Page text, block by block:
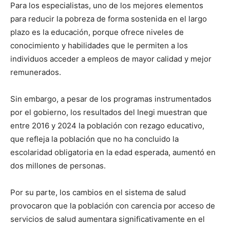
Para los especialistas, uno de los mejores elementos
para reducir la pobreza de forma sostenida en el largo
plazo es la educación, porque ofrece niveles de
conocimiento y habilidades que le permiten a los
individuos acceder a empleos de mayor calidad y mejor
remunerados.
Sin embargo, a pesar de los programas instrumentados
por el gobierno, los resultados del Inegi muestran que
entre 2016 y 2024 la población con rezago educativo,
que refleja la población que no ha concluido la
escolaridad obligatoria en la edad esperada, aumentó en
dos millones de personas.
Por su parte, los cambios en el sistema de salud
provocaron que la población con carencia por acceso de
servicios de salud aumentara significativamente en el